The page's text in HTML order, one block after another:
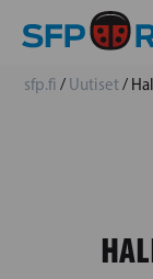
sfp.fi / Uutiset/